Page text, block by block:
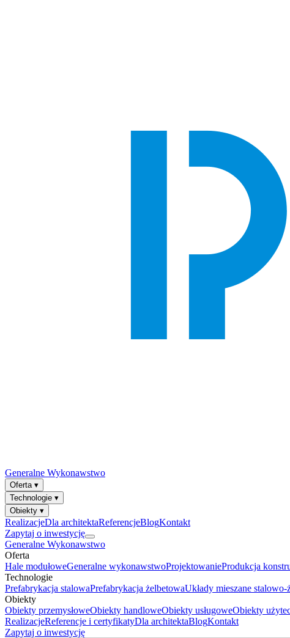
Generalne Wykonawstwo
Oferta ▾
Technologie ▾
Obiekty ▾
RealizacjeDla architektaReferencjeBlogKontakt
Zapytaj o inwestycję
Generalne Wykonawstwo
Oferta
Hale modułoweGeneralne wykonawstwoProjektowanieProdukcja
Technologie
Prefabrykacja stalowaPrefabrykacja żelbetowaUkłady mieszane stalowo-
Obiekty
Obiekty przemysłoweObiekty handloweObiekty usługoweObiekty
RealizacjeReferencje i certyfikatyDla architektaBlogKontakt
Zapytaj o inwestycję